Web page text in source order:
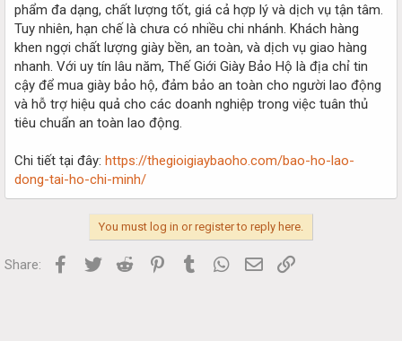
phẩm đa dạng, chất lượng tốt, giá cả hợp lý và dịch vụ tận tâm.
Tuy nhiên, hạn chế là chưa có nhiều chi nhánh. Khách hàng
khen ngợi chất lượng giày bền, an toàn, và dịch vụ giao hàng
nhanh. Với uy tín lâu năm, Thế Giới Giày Bảo Hộ là địa chỉ tin
cậy để mua giày bảo hộ, đảm bảo an toàn cho người lao động
và hỗ trợ hiệu quả cho các doanh nghiệp trong việc tuân thủ
tiêu chuẩn an toàn lao động.
Chi tiết tại đây: https://thegioigiaybaoho.com/bao-ho-lao-
dong-tai-ho-chi-minh/
You must log in or register to reply here.
Share: Facebook
Twitter Reddit PinterestTumblr WhatsApp
Email